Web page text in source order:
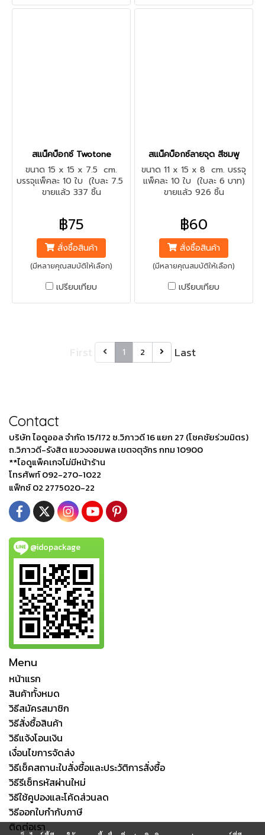
สแน็คบ็อกซ์ Twotone
ขนาด 15 x 15 x 7.5 cm.
บรรจุแพ็คละ 10 ใบ (ใบละ 7.5
บาท)
ขายแล้ว 337 ชิ้น
฿75
สั่งซื้อสินค้า
(มีหลายคุณสมบัติให้เลือก)
เปรียบเทียบ
สแน็คบ็อกซ์ลายจุด สีชมพู
ขนาด 11 x 15 x 8 cm. บรรจุ
แพ็คละ 10 ใบ (ใบละ 6 บาท)
ขายแล้ว 926 ชิ้น
฿60
สั่งซื้อสินค้า
(มีหลายคุณสมบัติให้เลือก)
เปรียบเทียบ
1 2 Last
Contact
บริษัท ไอดูออล จำกัด 15/172 ซ.วิภาวดี 16 แยก 27 (โชคชัยร่วมมิตร)
ถ.วิภาวดี-รังสิต แขวงจอมพล เขตจตุจักร กทม 10900
**ไอดูแพ็คเกจไม่มีหน้าร้าน
โทรศัพท์ 092-270-1022
แฟ็กซ์ 02 2775020-22
@idopackage
Menu
หน้าแรก
สินค้าทั้งหมด
วิธีสมัครสมาชิก
วิธีสั่งซื้อสินค้า
วิธีแจ้งโอนเงิน
เงื่อนไขการจัดส่ง
วิธีเช็คสถานะใบสั่งซื้อและประวัติการสั่งซื้อ
วิธีรีเซ็ทรหัสผ่านใหม่
วิธีใช้คูปองและโค้ดส่วนลด
วิธีออกใบกำกับภาษี
ติดต่อเรา